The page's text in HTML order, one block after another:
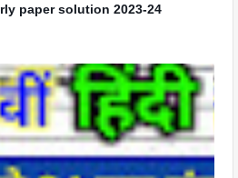
paper solution 2023-24